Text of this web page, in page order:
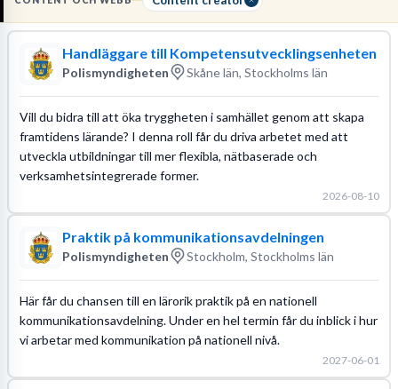
kommunikation eller medieproduktion och enportfölj som visar
för bild- och videoredigeringsamt har en god förståelse för hur
algoritmer påverkar räckvidden.
Läs mer om yrket:
Löneguide
Handläggare till Kompetensutvecklingsenheten
Polismyndigheten Skåne län, Stockholms län
Vill du bidra till att öka tryggheten i samhället genom att skapa
framtidens lärande? I denna roll får du driva arbetet med att
utveckla utbildningar till mer flexibla, nätbaserade och
verksamhetsintegrerade former.
2026-08-10
Praktik på kommunikationsavdelningen
Polismyndigheten Stockholm, Stockholms län
Här får du chansen till en lärorik praktik på en nationell
kommunikationsavdelning. Under en hel termin får du inblick i hur
vi arbetar med kommunikation på nationell nivå.
2027-06-01